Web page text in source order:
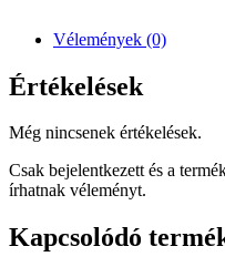
Vélemények (0)
Értékelések
Még nincsenek értékelések.
Csak bejelentkezett és a
írhatnak véleményt.
Kapcsolódó